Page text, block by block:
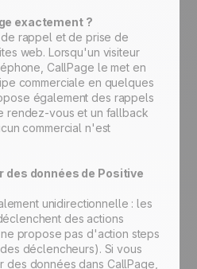
exactement ?
rappel et de prise de
web. Lorsqu'un visiteur
CallPage le met en
commerciale en quelques
également des rappels
rendez-vous et un fallback
commercial n'est
des données de Positive
unidirectionnelle : les
des actions
propose pas d'action steps
déclencheurs). Si vous
données dans CallPage,